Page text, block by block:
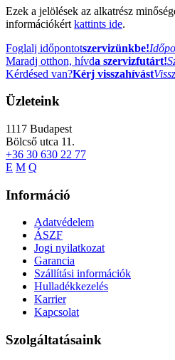
Ezek a jelölések az alkatrész
információkért kattints ide.
Foglalj időpontotszervizünkbe!
Maradj otthon, hívda szervizfutárt!
Kérdésed van?Kérj visszahívást
Üzleteink
1117 Budapest
Bölcső utca 11.
+36 30 630 22 77
E M Q
Információ
Adatvédelem
ÁSZF
Jogi nyilatkozat
Garancia
Szállítási információk
Hulladékkezelés
Karrier
Kapcsolat
Szolgáltatásaink